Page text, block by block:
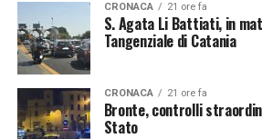
CRONACA 21 ore fa
S. Agata Li Battiati, in
Tangenziale di Catania
CRONACA 21 ore fa
Bronte, controlli
Stato